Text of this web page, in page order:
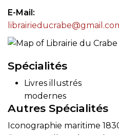
E-Mail
Spécialités
Livres illustrés
modernes
Autres Spécialités
Iconographie maritime